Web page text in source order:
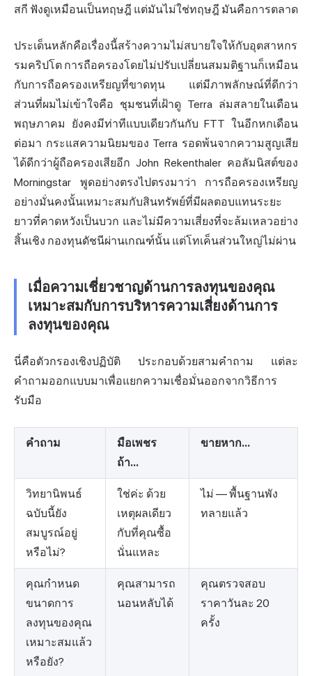
สกี ฟังดูเหมือนเป็นทฤษฎี แต่มันไม่ใช่ทฤษฎี มันคือการตลาด
ประเด็นหลักคือเรื่องนี้สร้างความไม่สบายใจให้กับอุตสาหกร
รมคริปโต การถือครองโดยไม่ปรับเปลี่ยนสมมติฐานก็เหมือน
กับการถือครองเหรียญที่ขาดทุน แต่มีภาพลักษณ์ที่ดีกว่า
ส่วนที่ผมไม่เข้าใจคือ ชุมชนที่เฝ้าดู Terra ล่มสลายในเดือน
พฤษภาคม ยังคงมีท่าทีแบบเดียวกันกับ FTT ในอีกหกเดือน
ต่อมา กระแสความนิยมของ Terra รอดพ้นจากความสูญเสีย
ได้ดีกว่าผู้ถือครองเสียอีก John Rekenthaler คอลัมนิสต์ของ
Morningstar พูดอย่างตรงไปตรงมาว่า การถือครองเหรียญ
อย่างมั่นคงนั้นเหมาะสมกับสินทรัพย์ที่มีผลตอบแทนระยะ
ยาวที่คาดหวังเป็นบวก และไม่มีความเสี่ยงที่จะล้มเหลวอย่าง
สิ้นเชิง กองทุนดัชนีผ่านเกณฑ์นั้น แต่โทเค็นส่วนใหญ่ไม่ผ่าน
เมื่อความเชี่ยวชาญด้านการลงทุนของคุณ
เหมาะสมกับการบริหารความเสี่ยงด้านการ
ลงทุนของคุณ
นี่คือตัวกรองเชิงปฏิบัติ ประกอบด้วยสามคำถาม แต่ละ
คำถามออกแบบมาเพื่อแยกความเชื่อมั่นออกจากวิธีการ
รับมือ
คำถาม
มือเพชร
ถ้า...
ขายหาก...
วิทยานิพนธ์
ฉบับนี้ยัง
สมบูรณ์อยู่
หรือไม่?
ใช่ค่ะ ด้วย
เหตุผลเดียว
กับที่คุณซื้อ
นั่นแหละ
ไม่ — พื้นฐานพัง
ทลายแล้ว
คุณกำหนด
ขนาดการ
ลงทุนของคุณ
เหมาะสมแล้ว
หรือยัง?
คุณสามารถ
นอนหลับได้
คุณตรวจสอบ
ราคาวันละ 20
ครั้ง